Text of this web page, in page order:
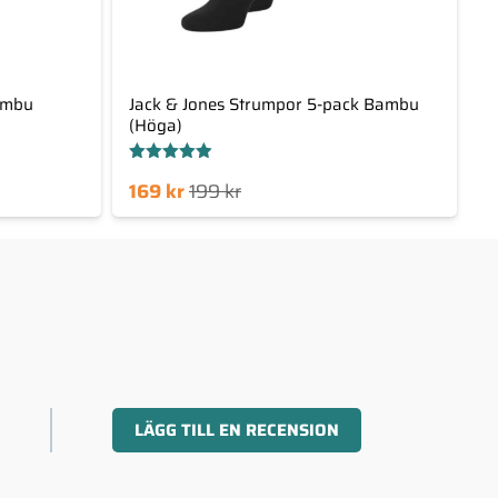
Jack & Jones Strumpor 5-pack Bambu
(Höga)
4.88
199kr
Det
ursprungliga
169kr
Det
nuvarande
LÄGG TILL EN RECENSION